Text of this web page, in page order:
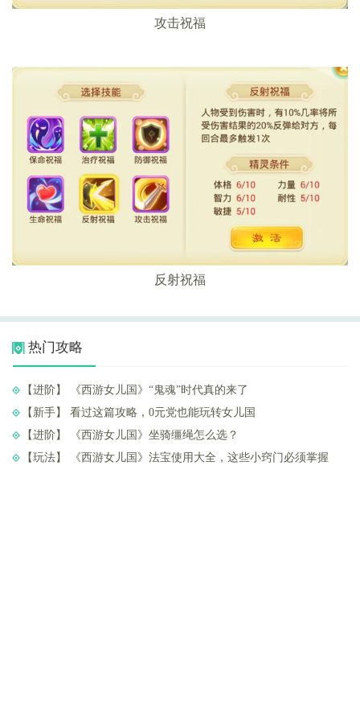
攻击祝福
反射祝福
热门攻略
【进阶】 ​《西游女儿国》“鬼魂”时代真的来了
【新手】 ​看过这篇攻略，0元党也能玩转女儿国
【进阶】 ​《西游女儿国》坐骑缰绳怎么选？
【玩法】 ​《西游女儿国》法宝使用大全，这些小窍门必须掌握